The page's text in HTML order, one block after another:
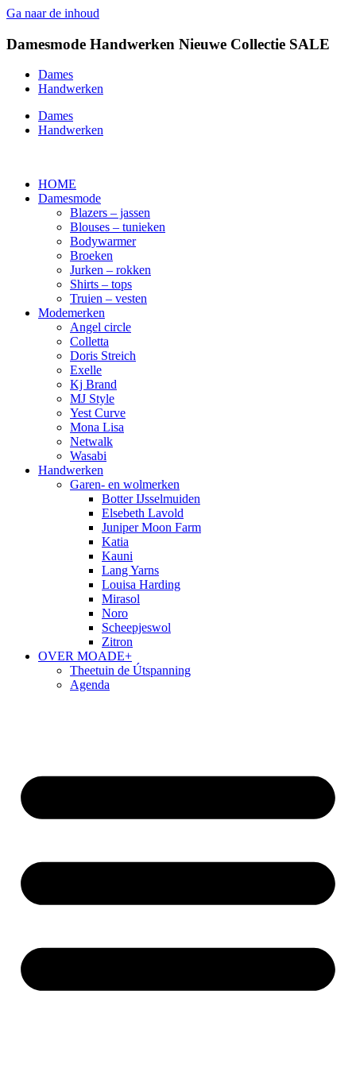
Ga naar de inhoud
Damesmode Handwerken Nieuwe Collectie SALE
Dames
Handwerken
Dames
Handwerken
HOME
Damesmode
Blazers – jassen
Blouses – tunieken
Bodywarmer
Broeken
Jurken – rokken
Shirts – tops
Truien – vesten
Modemerken
Angel circle
Colletta
Doris Streich
Exelle
Kj Brand
MJ Style
Yest Curve
Mona Lisa
Netwalk
Wasabi
Handwerken
Garen- en wolmerken
Botter IJsselmuiden
Elsebeth Lavold
Juniper Moon Farm
Katia
Kauni
Lang Yarns
Louisa Harding
Mirasol
Noro
Scheepjeswol
Zitron
OVER MOADE+
Theetuin de Útspanning
Agenda